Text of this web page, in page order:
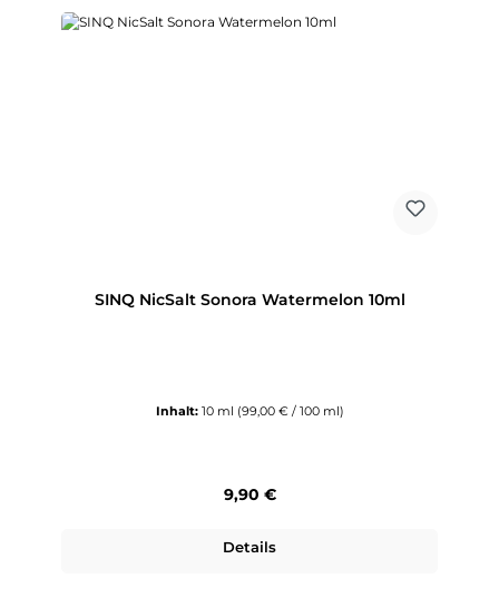
SINQ NicSalt Sonora Watermelon 10ml
Inhalt: 10 ml (99,00 € / 100 ml)
Regulärer Preis:
9,90 €
Details